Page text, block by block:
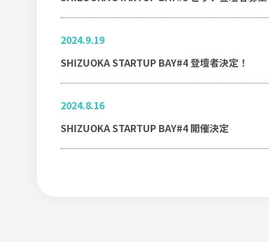
2024.9.19
SHIZUOKA STARTUP BAY#4 登壇者決定！
2024.8.16
SHIZUOKA STARTUP BAY#4 開催決定